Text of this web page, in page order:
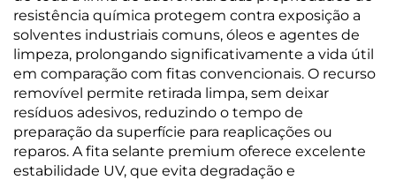
resistência química protegem contra exposição a
solventes industriais comuns, óleos e agentes de
limpeza, prolongando significativamente a vida útil
em comparação com fitas convencionais. O recurso
removível permite retirada limpa, sem deixar
resíduos adesivos, reduzindo o tempo de
preparação da superfície para reaplicações ou
reparos. A fita selante premium oferece excelente
estabilidade UV, que evita degradação e